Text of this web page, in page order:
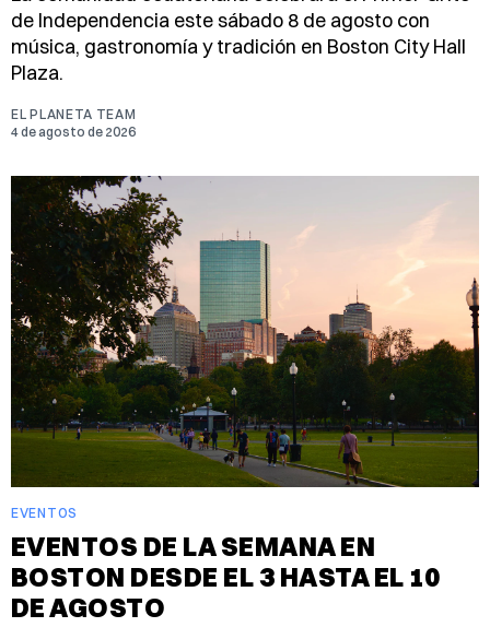
de Independencia este sábado 8 de agosto con
música, gastronomía y tradición en Boston City Hall
Plaza.
EL PLANETA TEAM
4 de agosto de 2026
EVENTOS
EVENTOS DE LA SEMANA EN
BOSTON DESDE EL 3 HASTA EL 10
DE AGOSTO